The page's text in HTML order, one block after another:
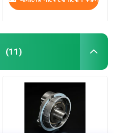
(11)